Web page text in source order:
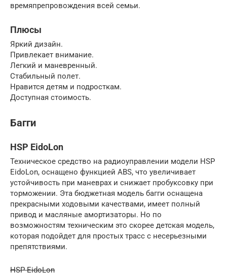
времяпрепровождения всей семьи.
Плюсы
Яркий дизайн.
Привлекает внимание.
Легкий и маневренный.
Стабильный полет.
Нравится детям и подросткам.
Доступная стоимость.
Багги
HSP EidoLon
Техническое средство на радиоуправлении модели HSP
EidoLon, оснащено функцией ABS, что увеличивает
устойчивость при маневрах и снижает пробуксовку при
торможении. Эта бюджетная модель багги оснащена
прекрасными ходовыми качествами, имеет полный
привод и масляные амортизаторы. Но по
возможностям техническим это скорее детская модель,
которая подойдет для простых трасс с несерьезными
препятствиями.
HSP EidoLon